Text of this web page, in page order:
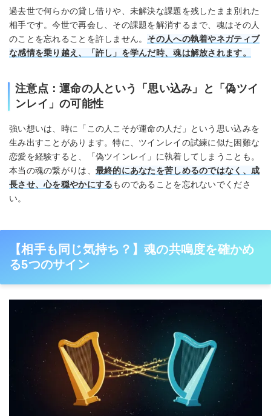
過去世で何らかの貸し借りや、未解決な課題を残したまま別れた
相手です。今世で再会し、その課題を解消するまで、魂はその人
のことを忘れることを許しません。 その人への執着やネガティブ
な感情を乗り越え、「許し」を学んだ時、魂は解放されます。
注意点：運命の人という「思い込み」と「偽ツイ
ンレイ」の可能性
強い想いは、時に「この人こそが運命の人だ」という思い込みを
生み出すことがあります。特に、ツインレイの試練に似た困難な
恋愛を経験すると、「偽ツインレイ」に執着してしまうことも。
本当の魂の繋がりは、 最終的にあなたを苦しめるのではなく、成
長させ、心を穏やかにするものであることを忘れないでくださ
い。
【相手も同じ気持ち？】魂の共鳴度を確かめ
る5つのサイン